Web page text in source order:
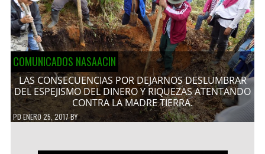
COMUNICADOS NASAACIN
LAS CONSECUENCIAS POR DEJARNOS DESLUMBRAR
DEL ESPEJISMO DEL DINERO Y RIQUEZAS ATENTANDO
CONTRA LA MADRE TIERRA.
PDENERO 25, 2017BY